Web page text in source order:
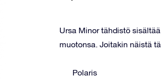
Ursa Minor tähdistö
muotonsa. Joitakin näistä
Polaris